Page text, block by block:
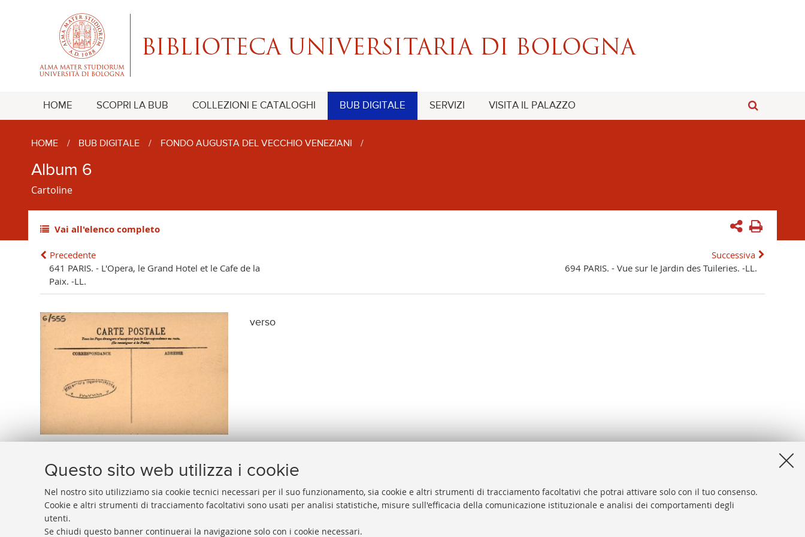
Questo sito web utilizza i cookie
Nel nostro sito utilizziamo sia cookie tecnici necessari per il suo funzionamento, sia cookie e altri strumenti di tracciamento facoltativi che potrai attivare solo con il tuo consenso.
Cookie e altri strumenti di tracciamento facoltativi sono usati per analisi statistiche, misure sull'efficacia della comunicazione istituzionale e analisi dei comportamenti degli
utenti.
Se chiudi questo banner continuerai la navigazione solo con i cookie necessari.
HOME SCOPRI LA BUB COLLEZIONI E CATALOGHI BUB DIGITALE SERVIZI VISITA IL PALAZZO
HOME / BUB DIGITALE / FONDO AUGUSTA DEL VECCHIO VENEZIANI /
Album 6
Cartoline
Vai all'elenco completo
Precedente
641 PARIS. - L'Opera, le Grand Hotel et le Cafe de la
Paix. -LL.
Successiva
694 PARIS. - Vue sur le Jardin des Tuileries. -LL.
verso
BIBLIOTECA